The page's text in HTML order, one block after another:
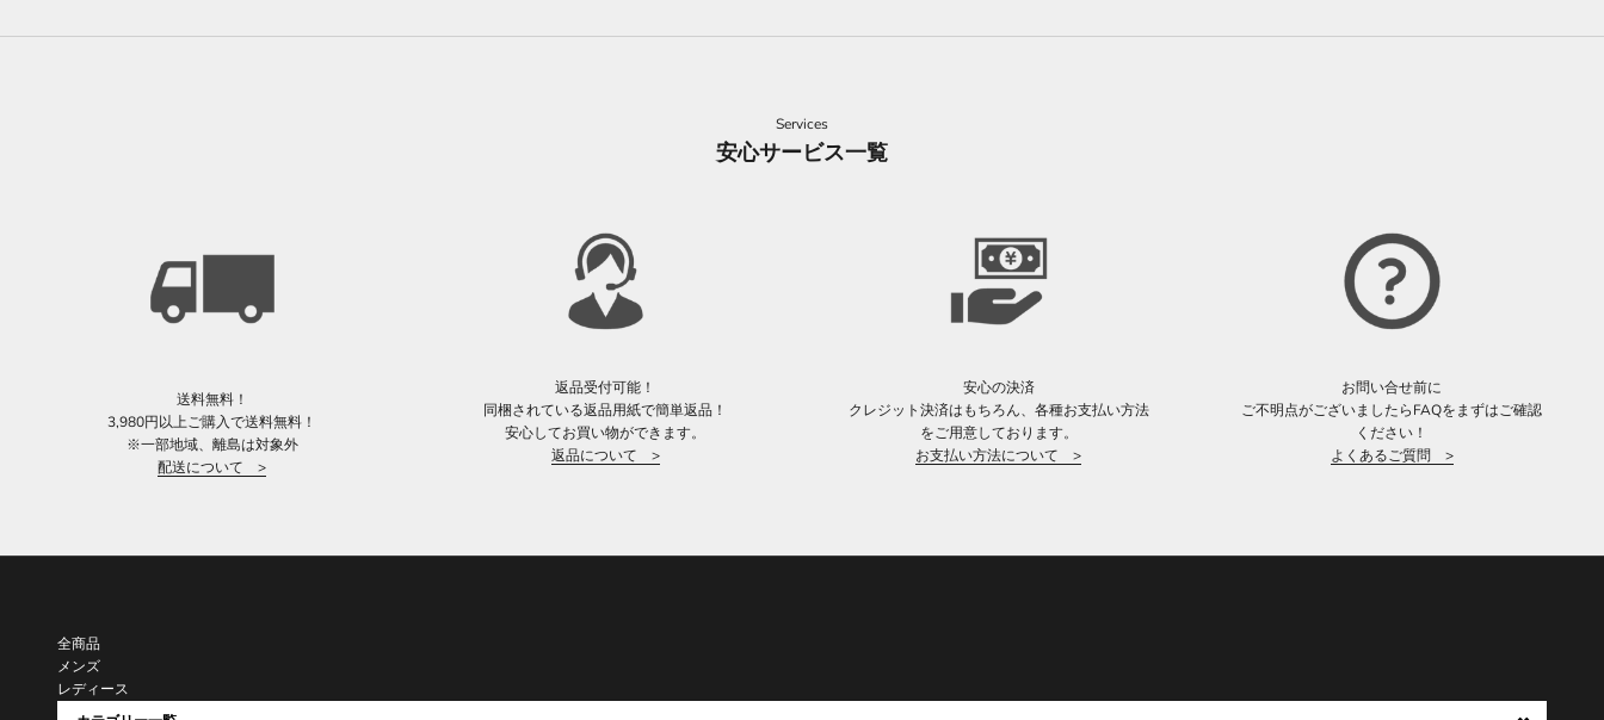
Services
安心サービス一覧
送料無料！
3,980円以上ご購入で送料無料！
※一部地域、離島は対象外
配送について >
返品受付可能！
同梱されている返品用紙で簡単返品！
安心してお買い物ができます。
返品について >
安心の決済
クレジット決済はもちろん、各種お支払い方法
をご用意しております。
お支払い方法について >
お問い合せ前に
ご不明点がございましたらFAQをまずはご確認
ください！
よくあるご質問 >
全商品
メンズ
レディース